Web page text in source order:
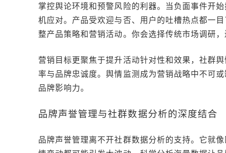
掌控舆论环境和预警风险的利器。当负面事件开
机应对。产品受欢迎与否、用户的吐槽热点都一
整产品策略和营销活动。你会选择传统市场调研
营销目标更聚焦于提升活动针对性和效果，社群
率与品牌忠诚度。舆情监测成为营销战略中不可
品牌影响力。
品牌声誉管理与社群数据分析的深度结合
品牌声誉管理离不开社群数据分析的支持。它就